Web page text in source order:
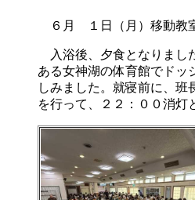
６月 １日（月）移動教
入浴後、夕食となりまし
ある女神湖の体育館でドッ
しみました。就寝前に、班
を行って、２２：００消灯